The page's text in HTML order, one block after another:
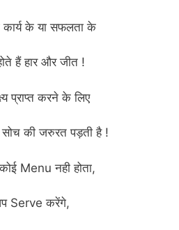
कार्य के या सफलता के
हैं हार और जीत !
प्राप्त करने के लिए
की जरुरत पड़ती है !
Menu नही होता,
Serve करेंगे,